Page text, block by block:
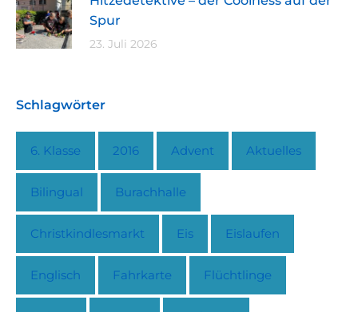
Spur
23. Juli 2026
Schlagwörter
6. Klasse 2016 Advent Aktuelles
Bilingual Burachhalle
Christkindlesmarkt Eis Eislaufen
Englisch Fahrkarte Flüchtlinge